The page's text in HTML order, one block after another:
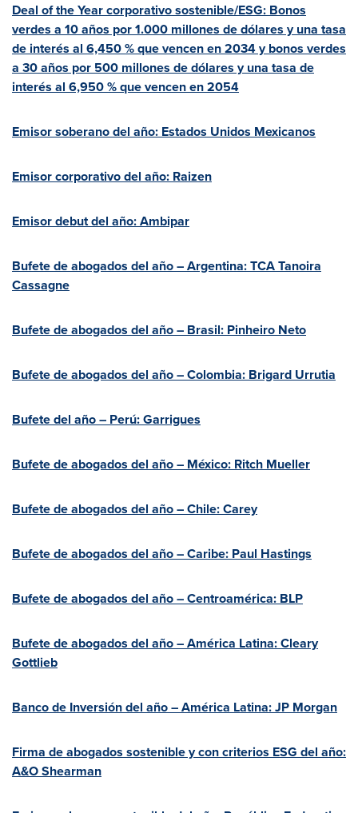
Deal of the Year corporativo sostenible/ESG: Bonos
verdes a 10 años por 1.000 millones de dólares y una tasa
de interés al 6,450 % que vencen en 2034 y bonos verdes
a 30 años por 500 millones de dólares y una tasa de
interés al 6,950 % que vencen en 2054
Emisor soberano del año: Estados Unidos Mexicanos
Emisor corporativo del año: Raizen
Emisor debut del año: Ambipar
Bufete de abogados del año –Argentina: TCA Tanoira
Cassagne
Bufete de abogados del año – Brasil: Pinheiro Neto
Bufete de abogados del año –Colombia: Brigard Urrutia
Bufete del año – Perú: Garrigues
Bufete de abogados del año – México: Ritch Mueller
Bufete de abogados del año –Chile: Carey
Bufete de abogados del año – Caribe: Paul Hastings
Bufete de abogados del año – Centroamérica: BLP
Bufete de abogados del año – América Latina:Cleary
Gottlieb
Banco de Inversión del año – América Latina: JP Morgan
Firma deabogados sostenible y con criterios ESG del año:
A&O Shearman